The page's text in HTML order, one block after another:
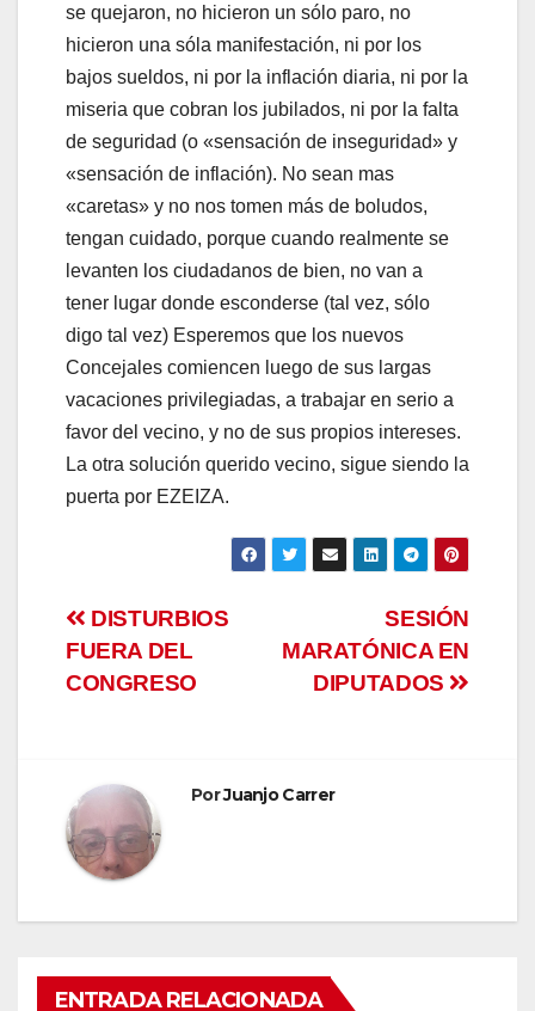
se quejaron, no hicieron un sólo paro, no
hicieron una sóla manifestación, ni por los
bajos sueldos, ni por la inflación diaria, ni por la
miseria que cobran los jubilados, ni por la falta
de seguridad (o «sensación de inseguridad» y
«sensación de inflación). No sean mas
«caretas» y no nos tomen más de boludos,
tengan cuidado, porque cuando realmente se
levanten los ciudadanos de bien, no van a
tener lugar donde esconderse (tal vez, sólo
digo tal vez) Esperemos que los nuevos
Concejales comiencen luego de sus largas
vacaciones privilegiadas, a trabajar en serio a
favor del vecino, y no de sus propios intereses.
La otra solución querido vecino, sigue siendo la
puerta por EZEIZA.
Navegación
de
SESIÓN
MARATÓNICA EN
DIPUTADOS
DISTURBIOS
FUERA DEL
CONGRESO
PorJuanjo Carrer
ENTRADA RELACIONADA